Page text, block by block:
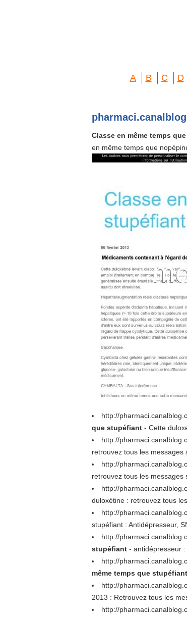
A B C D
Classe en même temps
en même temps que
http://
que stupéfiant - Cette
http://
retrouvez tous les
http://
retrouvez tous les
http://
duloxétine : retrouvez tous
http://
stupéfiant : Antidépresseur,
http://
stupéfiant - antidépresseur
http://
même temps que stupéfiant
http://
2013 : Retrouvez tous les
http://